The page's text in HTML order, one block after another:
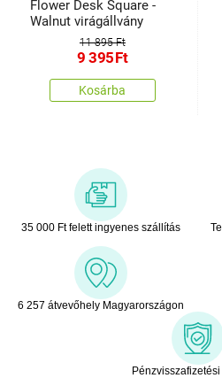
Flower Desk Square -
Walnut virágállvány
11 895 Ft
9 395Ft
Kosárba
35 000 Ft felett ingyenes szállítás
6 257 átvevőhely Magyarországon